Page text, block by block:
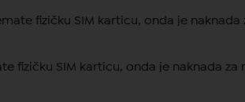
fizičku SIM karticu, onda je
fizičku SIM karticu, onda je naknada